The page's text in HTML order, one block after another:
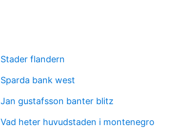
Stader flandern
Sparda bank west
Jan gustafsson banter blitz
Vad heter huvudstaden i montenegro